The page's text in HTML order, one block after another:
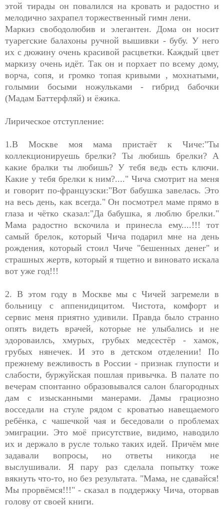
этой тирады он повалился на кровать и радостно и
мелодично захрапел торжественный гимн лени.
Маркиз свободолюбив и элегантен. Дома он носит
туарегские балахоны ручной вышивки - бубу. У него
их с дюжину очень красивой расцветки. Каждый цвет
маркизу очень идёт. Так он и порхает по всему дому,
ворча, сопя, и громко топая кривыми , мохнатыми,
голымии босыми ножульками - гибрид бабочки
(Мадам Баттерфляй) и ёжика.
Лирическое отступление:
1.В Москве моя мама пристаёт к Чиче:"Ты
коллекционируешь брелки? Ты любишь брелки? А
какие бралки ты любишь? У тебя ведь есть ключи.
Какие у тебя брелки к ним?...." Чича смотрит на меня
и говорит по-французски:"Вот бабушка завелась. Это
на весь день, как всегда." Он посмотрел маме прямо в
глаза и чётко сказал:"Да бабушка, я люблю брелки."
Мама радостно вскочила и принесла ему....!!! тот
самый брелок, который Чича подарил мне на день
рождения, который стоил Чиче "бешенных денег" и
страшных жертв, который я тщетно и виновато искала
вот уже год!!!
2. В этом году в Москве мы с Чичей загремели в
больницу с аппенидицитом. Чистота, комфорт и
сервис меня приятно удивили. Правда было странно
опять видеть врачей, которые не улыбались и не
здороваилсь, хмурых, грубых медсестёр - хамок,
грубых нянечек. И это в детском отделении! По
прежнему вежливость в России - признак глупости и
слабости, буржуйская пошлая привычка. В палате по
вечерам спонтанно образовывался салон благородных
дам с изысканными манерами. Дамы грациозно
восседали на стуле рядом с кроватью навещаемого
ребёнка, с чашечкой чая и беседовали о проблемах
эмиграции. Это моё присутствие, видимо, наводило
их и держало в русле только таких идей. Причём мне
задавали вопросы, но ответы никогда не
выслушивали. Я пару раз сделала попытку тоже
вякнуть что-то, но без результата. "Мама, не сдавайся!
Мы прорвёмся!!!" - сказал в поддержку Чича, оторвав
голову от своей книги.